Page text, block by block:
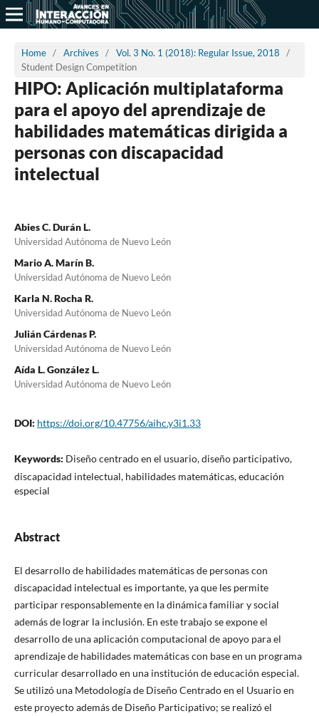
Home / Archives / Vol. 3 No. 1 (2018): Regular Issue, 2018
/
Student Design Competition
HIPO: Aplicación multiplataforma
para el apoyo del aprendizaje de
habilidades matemáticas dirigida a
personas con discapacidad
intelectual
Abies C. Durán L.
Universidad Autónoma de Nuevo León
Mario A. Marín B.
Universidad Autónoma de Nuevo León
Karla N. Rocha R.
Universidad Autónoma de Nuevo León
Julián Cárdenas P.
Universidad Autónoma de Nuevo León
Aída L. González L.
Universidad Autónoma de Nuevo León
DOI: https://doi.org/10.47756/aihc.y3i1.33
Keywords: Diseño centrado en el usuario, diseño participativo,
discapacidad intelectual, habilidades matemáticas, educación
especial
Abstract
El desarrollo de habilidades matemáticas de personas con
discapacidad intelectual es importante, ya que les permite
participar responsablemente en la dinámica familiar y social
además de lograr la inclusión. En este trabajo se expone el
desarrollo de una aplicación computacional de apoyo para el
aprendizaje de habilidades matemáticas con base en un programa
curricular desarrollado en una institución de educación especial.
Se utilizó una Metodología de Diseño Centrado en el Usuario en
este proyecto además de Diseño Participativo; se realizó el